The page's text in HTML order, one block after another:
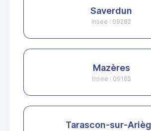
Saverdun
Insee : 09282
Mazères
Insee : 09185
Tarascon-sur-